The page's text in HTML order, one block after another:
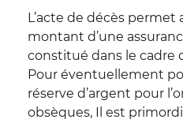
L’acte de décès permet
montant d’une
constitué dans le cadre
Pour éventuellement
réserve d’argent pour
obsèques, Il est